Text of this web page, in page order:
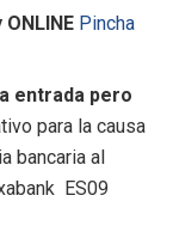
Pincha
entrada pero
para la causa
bancaria al
ES09